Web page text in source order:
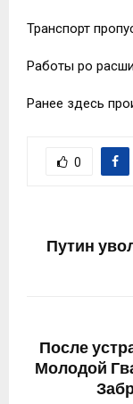
Транспорт
Работы ро
Ранее здесь
0
Путин
После
Молодой